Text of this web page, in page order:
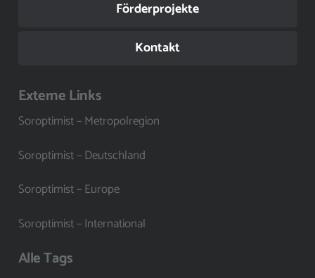
Förderprojekte
Kontakt
Externe Links
Soroptimist – Metropolregion
Soroptimist – Deutschland
Soroptimist – Europe
Soroptimist – International
Alle Tags